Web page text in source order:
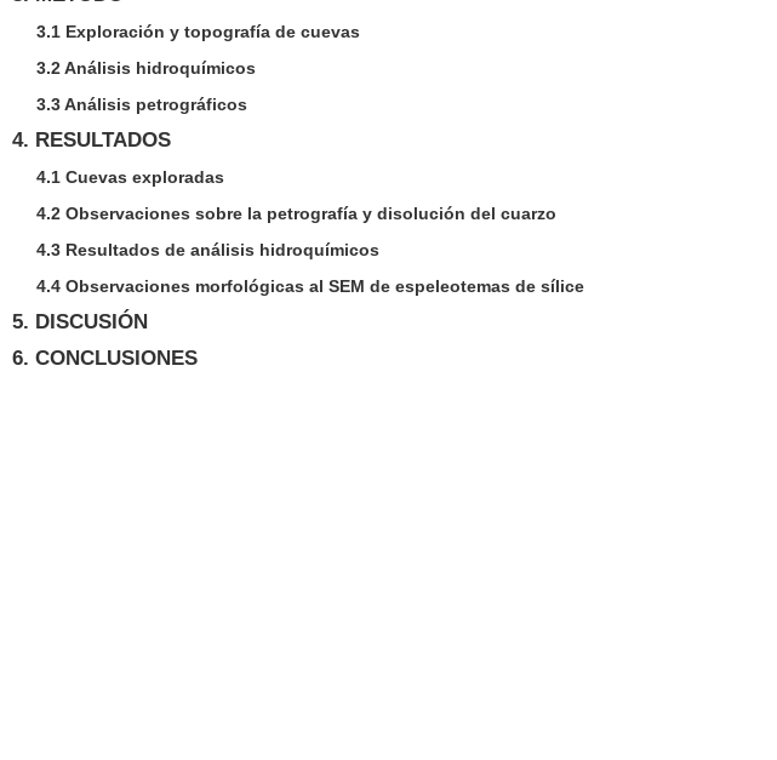
3.1 Exploración y topografía de cuevas
3.2 Análisis hidroquímicos
3.3 Análisis petrográficos
4. RESULTADOS
4.1 Cuevas exploradas
4.2 Observaciones sobre la petrografía y disolución del cuarzo
4.3 Resultados de análisis hidroquímicos
4.4 Observaciones morfológicas al SEM de espeleotemas de sílice
5. DISCUSIÓN
6. CONCLUSIONES